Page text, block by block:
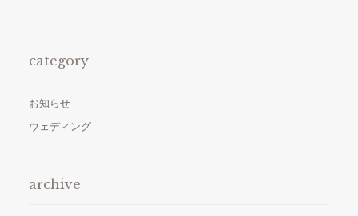
category
お知らせ
ウェディング
archive